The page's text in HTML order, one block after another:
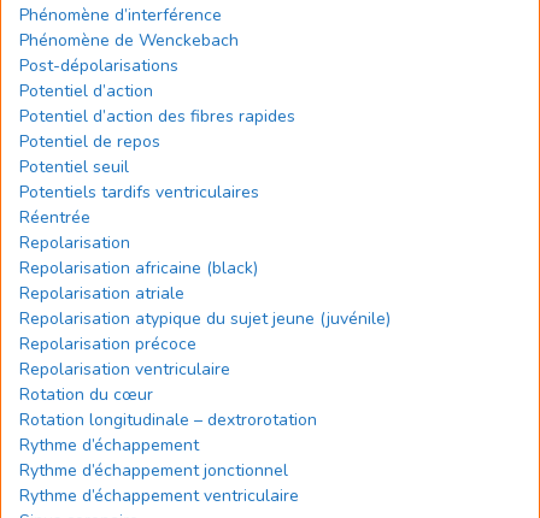
Phénomène d’interférence
Phénomène de Wenckebach
Post-dépolarisations
Potentiel d’action
Potentiel d’action des fibres rapides
Potentiel de repos
Potentiel seuil
Potentiels tardifs ventriculaires
Réentrée
Repolarisation
Repolarisation africaine (black)
Repolarisation atriale
Repolarisation atypique du sujet jeune (juvénile)
Repolarisation précoce
Repolarisation ventriculaire
Rotation du cœur
Rotation longitudinale – dextrorotation
Rythme d’échappement
Rythme d’échappement jonctionnel
Rythme d’échappement ventriculaire